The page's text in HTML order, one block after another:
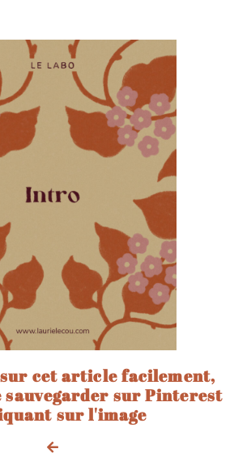
cet article facilement,
sauvegarder sur Pinterest
sur l'image